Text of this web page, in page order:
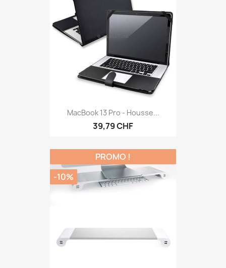
MacBook 13 Pro - Housse...
39,79 CHF
PROMO !
-10%